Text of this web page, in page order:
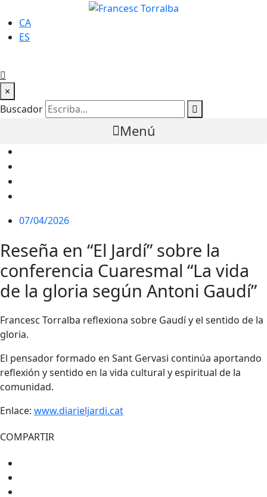
CA
ES
×
Buscador
Menú
07/04/2026
Reseña en “El Jardí” sobre la
conferencia Cuaresmal “La vida
de la gloria según Antoni Gaudí”
Francesc Torralba reflexiona sobre Gaudí y el sentido de la
gloria.
El pensador formado en Sant Gervasi continúa aportando
reflexión y sentido en la vida cultural y espiritual de la
comunidad.
Enlace: www.diarieljardi.cat
COMPARTIR